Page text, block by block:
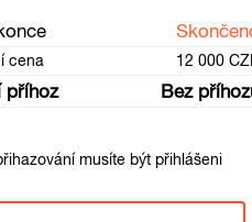
cena 12 000
příhoz Bez
musíte být přihlášeni